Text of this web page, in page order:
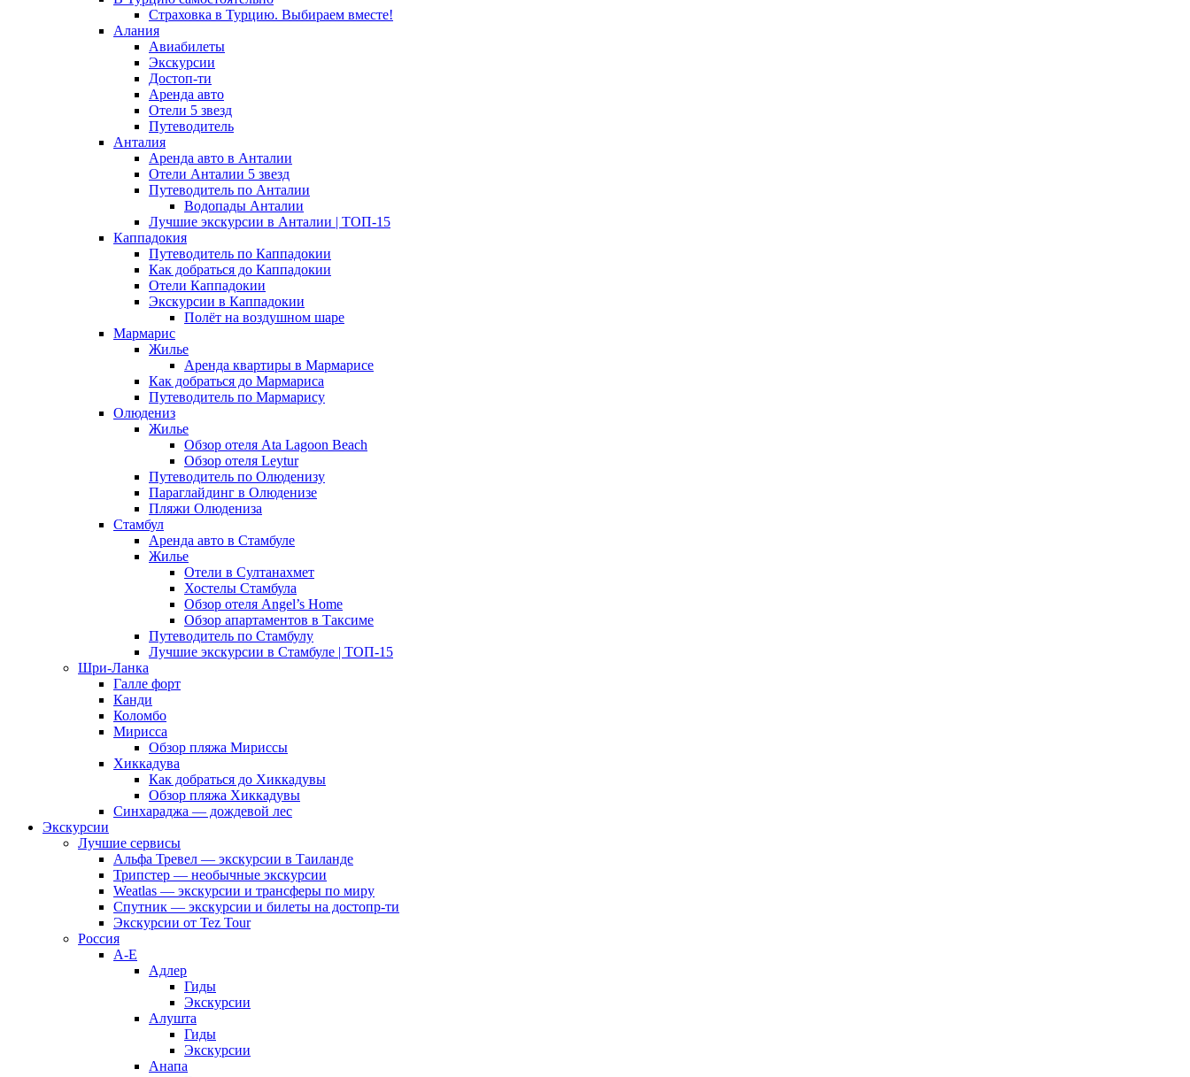
Страховка в Турцию. Выбираем вместе!
Алания
Авиабилеты
Экскурсии
Достоп-ти
Аренда авто
Отели 5 звезд
Путеводитель
Анталия
Аренда авто в Анталии
Отели Анталии 5 звезд
Путеводитель по Анталии
Водопады Анталии
Лучшие экскурсии в Анталии | ТОП-15
Каппадокия
Путеводитель по Каппадокии
Как добраться до Каппадокии
Отели Каппадокии
Экскурсии в Каппадокии
Полёт на воздушном шаре
Мармарис
Жилье
Аренда квартиры в Мармарисе
Как добраться до Мармариса
Путеводитель по Мармарису
Олюдениз
Жилье
Обзор отеля Ata Lagoon Beach
Обзор отеля Leytur
Путеводитель по Олюденизу
Параглайдинг в Олюденизе
Пляжи Олюдениза
Стамбул
Аренда авто в Стамбуле
Жилье
Отели в Султанахмет
Хостелы Стамбула
Обзор отеля Angel’s Home
Обзор апартаментов в Таксиме
Путеводитель по Стамбулу
Лучшие экскурсии в Стамбуле | ТОП-15
Шри-Ланка
Галле форт
Канди
Коломбо
Мирисса
Обзор пляжа Мириссы
Хиккадува
Как добраться до Хиккадувы
Обзор пляжа Хиккадувы
Синхараджа — дождевой лес
Экскурсии
Лучшие сервисы
Альфа Тревел — экскурсии в Таиланде
Трипстер — необычные экскурсии
Weatlas — экскурсии и трансферы по миру
Спутник — экскурсии и билеты на достопр-ти
Экскурсии от Tez Tour
Россия
А-Е
Адлер
Гиды
Экскурсии
Алушта
Гиды
Экскурсии
Анапа